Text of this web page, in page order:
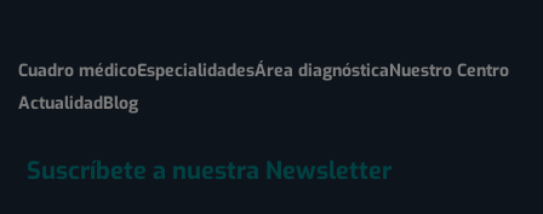
Cuadro médicoEspecialidadesÁrea diagnósticaNuestro Centro
ActualidadBlog
Suscríbete a nuestra Newsletter